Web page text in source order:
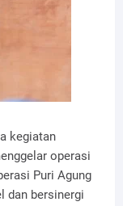
kegiatan
operasi
Puri Agung
dan bersinergi